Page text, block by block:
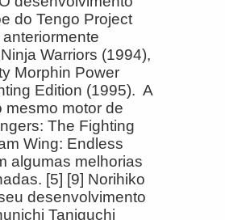
do Tengo Project
Warriors (1994),
Morphin Power
Edition (1995). A
mesmo motor de
The Fighting
Wing: Endless
algumas melhorias
[5] [9] Norihiko
desenvolvimento
Taniguchi